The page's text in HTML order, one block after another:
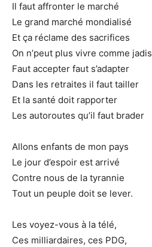
Il faut affronter le marché
Le grand marché mondialisé
Et ça réclame des sacrifices
On n’peut plus vivre comme jadis
Faut accepter faut s’adapter
Dans les retraites il faut tailler
Et la santé doit rapporter
Les autoroutes qu’il faut brader
Allons enfants de mon pays
Le jour d’espoir est arrivé
Contre nous de la tyrannie
Tout un peuple doit se lever.
Les voyez-vous à la télé,
Ces milliardaires, ces PDG,